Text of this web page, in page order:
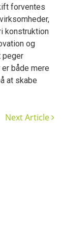
forventes
konstruktion
og
peger
både mere
at skabe
Next Article